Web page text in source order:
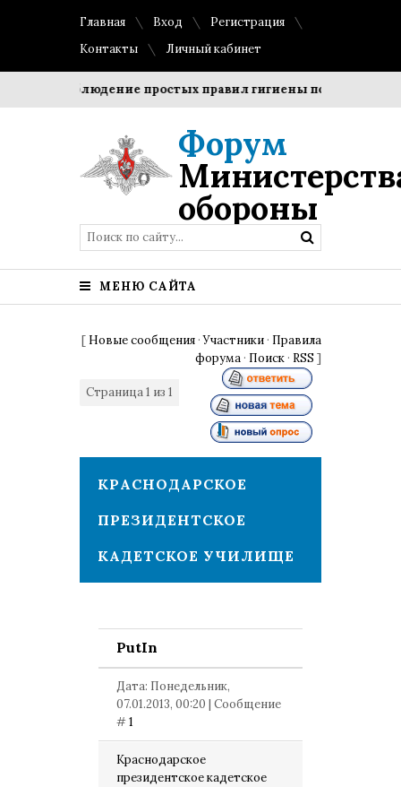
Главная Вход
Регистрация
Контакты
Личный кабинет
Соблюдение простых правил гигиены помогает
Форум
обороны
МЕНЮ САЙТА
[ Новые сообщения ·Участники · Правила
форума · Поиск · RSS ]
Страница1 из 1
КРАСНОДАРСКОЕ
ПРЕЗИДЕНТСКОЕ
КАДЕТСКОЕ УЧИЛИЩЕ
PutIn
Дата: Понедельник,
07.01.2013, 00:20 | Сообщение
#1
Краснодарское
президентское кадетское